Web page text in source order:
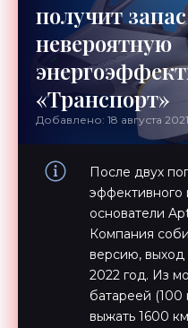
получит
невероятную
«Транспорт»
Добавлено: 18 августа 2021
После двух
эффективного
основатели
Компания
версию, выход
2022 год. Из
батареей
выжать 1600